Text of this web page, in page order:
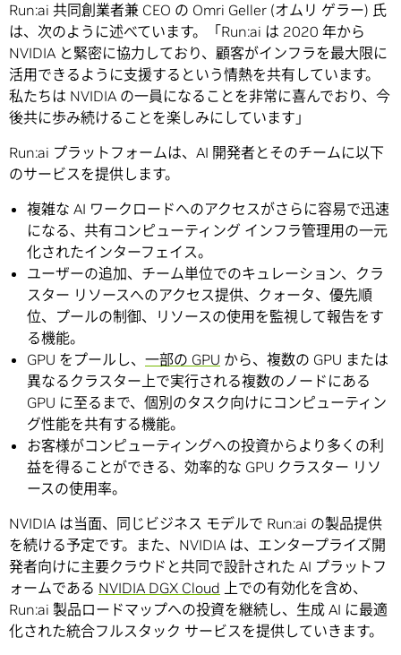
Run:ai 共同創業者兼 CEO の Omri Geller (オムリ ゲラー) 氏
は、次のように述べています。「Run:ai は 2020 年から
NVIDIA と緊密に協力しており、顧客がインフラを最大限に
活用できるように支援するという情熱を共有しています。
私たちは NVIDIA の一員になることを非常に喜んでおり、今
後共に歩み続けることを楽しみにしています」
Run:ai プラットフォームは、AI 開発者とそのチームに以下
のサービスを提供します。
複雑な AI ワークロードへのアクセスがさらに容易で迅速
になる、共有コンピューティング インフラ管理用の一元
化されたインターフェイス。
ユーザーの追加、チーム単位でのキュレーション、クラ
スター リソースへのアクセス提供、クォータ、優先順
位、プールの制御、リソースの使用を監視して報告をす
る機能。
GPU をプールし、 一部の GPU から、複数の GPU または
異なるクラスター上で実行される複数のノードにある
GPU に至るまで、個別のタスク向けにコンピューティン
グ性能を共有する機能。
お客様がコンピューティングへの投資からより多くの利
益を得ることができる、効率的な GPU クラスター リソ
ースの使用率。
NVIDIA は当面、同じビジネス モデルで Run:ai の製品提供
を続ける予定です。また、NVIDIA は、エンタープライズ開
発者向けに主要クラウドと共同で設計された AI プラットフ
ォームである NVIDIA DGX Cloud 上での有効化を含め、
Run:ai 製品ロードマップへの投資を継続し、生成 AI に最適
化された統合フルスタック サービスを提供していきます。